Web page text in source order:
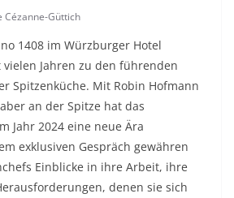
Cézanne-Güttich
1408 im Würzburger Hotel
vielen Jahren zu den führenden
Spitzenküche. Mit Robin Hofmann
an der Spitze hat das
Jahr 2024 eine neue Ära
exklusiven Gespräch gewähren
Einblicke in ihre Arbeit, ihre
denen sie sich